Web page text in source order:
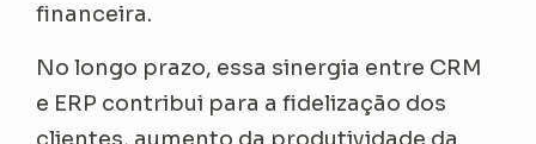
financeira.
No longo prazo, essa sinergia entre CRM
e ERP contribui para a fidelização dos